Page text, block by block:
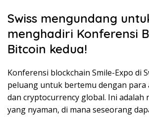
Swiss mengundang
menghadiri Konferensi
Bitcoin kedua!
Konferensi blockchain Smile-Expo di
peluang untuk bertemu dengan para
dan cryptocurrency global. Ini adalah
yang nyaman, di mana seseorang